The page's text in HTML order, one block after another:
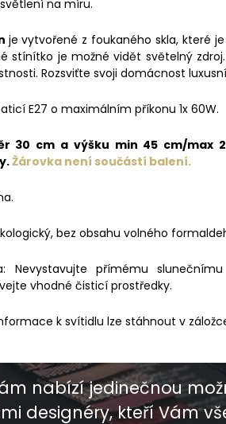
na míru.
je vytvořené z foukaného skla, které
stínítko je možné vidět světelný
Rozsviťte svoji domácnost
E27 o maximálním příkonu 1x 60W.
30 cm a výšku min 45 cm/max
Žárovka není součástí balení.
bez obsahu volného
Nevystavujte přímému
vhodné čisticí prostředky.
k svítidlu lze stáhnout v
nabízí jedinečnou
designéry, kteří Vám